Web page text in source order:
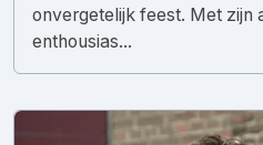
onvergetelijk feest. Met zijn
enthousias...